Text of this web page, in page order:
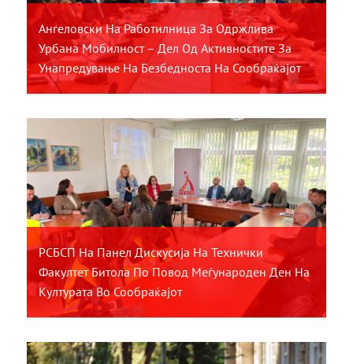
Ангеловски На Работилница За Одржлива
Урбана Мобилност – Дел Од Активностите За
Унапредување На Безбедноста На Сообраќајот
РСБСП На Панел Дискусија На Технички
Факултет Битола По Повод Меѓународен Ден На
Културата Во Сообраќајот